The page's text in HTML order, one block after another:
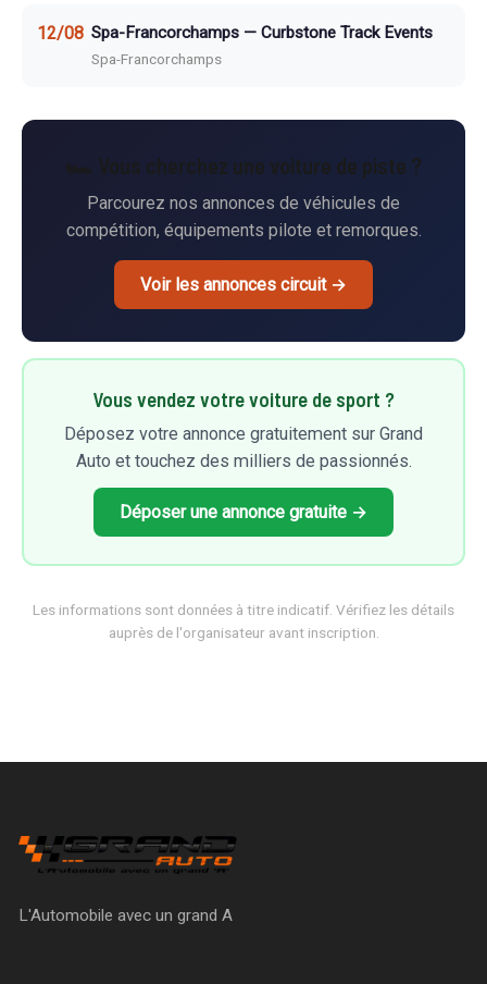
12/08 Spa-Francorchamps — Curbstone Track Events
Spa-Francorchamps
🏎️ Vous cherchez une voiture de piste ?
Parcourez nos annonces de véhicules de
compétition, équipements pilote et remorques.
Voir les annonces circuit →
Vous vendez votre voiture de sport ?
Déposez votre annonce gratuitement sur Grand
Auto et touchez des milliers de passionnés.
Déposer une annonce gratuite →
Les informations sont données à titre indicatif. Vérifiez les détails
auprès de l'organisateur avant inscription.
L'Automobile avec un grand A